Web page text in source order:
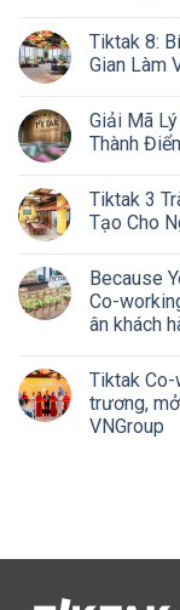
Tiktak 8:
Gian Làm
Giải Mã
Thành
Tiktak 3
Tạo Cho
Because
Co-
ân khách
Tiktak Co-
trương,
VNGroup